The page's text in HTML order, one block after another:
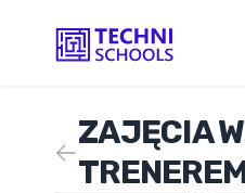
O NAS
ZAJĘCIA